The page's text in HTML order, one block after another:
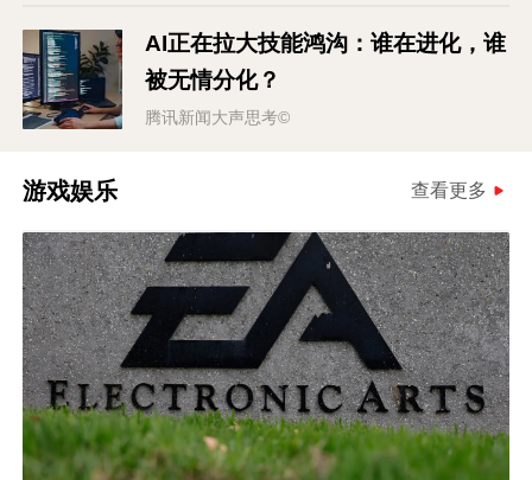
AI正在拉大技能鸿沟：谁在进化，谁
被无情分化？
腾讯新闻大声思考©
游戏娱乐 查看更多